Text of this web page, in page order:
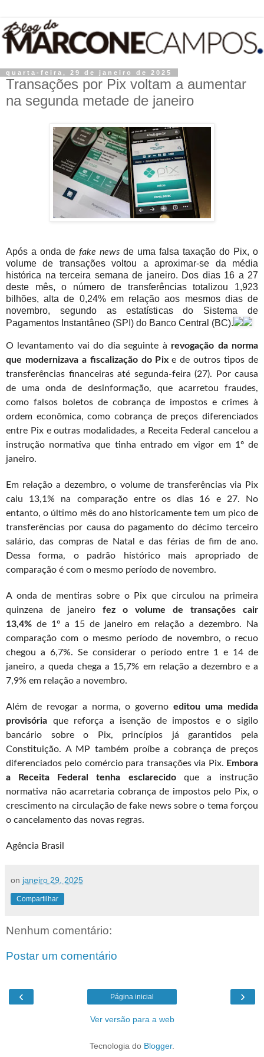
quarta-feira, 29 de janeiro de 2025
Transações por Pix voltam a aumentar
na segunda metade de janeiro
Após a onda de fake news de uma falsa taxação do Pix, o
volume de transações voltou a aproximar-se da média
histórica na terceira semana de janeiro. Dos dias 16 a 27
deste mês, o número de transferências totalizou 1,923
bilhões, alta de 0,24% em relação aos mesmos dias de
novembro, segundo as estatísticas do Sistema de
Pagamentos Instantâneo (SPI) do Banco Central (BC).
O levantamento vai do dia seguinte à revogação da norma
que modernizava a fiscalização do Pixe de outros tipos de
transferências financeiras até segunda-feira (27). Por causa
de uma onda de desinformação, que acarretou fraudes,
como falsos boletos de cobrança de impostos e crimes à
ordem econômica, como cobrança de preços diferenciados
entre Pix e outras modalidades, a Receita Federal cancelou a
instrução normativa que tinha entrado em vigor em 1º de
janeiro.
Em relação a dezembro, o volume de transferências via Pix
caiu 13,1% na comparação entre os dias 16 e 27. No
entanto, o último mês do ano historicamente tem um pico de
transferências por causa do pagamento do décimo terceiro
salário, das compras de Natal e das férias de fim de ano.
Dessa forma, o padrão histórico mais apropriado de
comparação é com o mesmo período de novembro.
A onda de mentiras sobre o Pix que circulou na primeira
quinzena de janeiro fez o volume de transações cair
13,4% de 1º a 15 de janeiro em relação a dezembro. Na
comparação com o mesmo período de novembro, o recuo
chegou a 6,7%. Se considerar o período entre 1 e 14 de
janeiro, a queda chega a 15,7% em relação a dezembro e a
7,9% em relação a novembro.
Além de revogar a norma, o governoeditou uma medida
provisória que reforça a isenção de impostos e o sigilo
bancário sobre o Pix, princípios já garantidos pela
Constituição. A MP também proíbe a cobrança de preços
diferenciados pelo comércio para transações via Pix. Embora
a Receita Federal tenha esclarecidoque a instrução
normativa não acarretaria cobrança de impostos pelo Pix, o
crescimento na circulação de fake news sobre o tema forçou
o cancelamento das novas regras.
Agência Brasil
on janeiro 29, 2025
Compartilhar
Nenhum comentário:
Postar um comentário
‹ ›
Página inicial
Ver versão para a web
Tecnologia do Blogger.